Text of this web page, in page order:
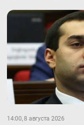
14:00, 8 августа 2026